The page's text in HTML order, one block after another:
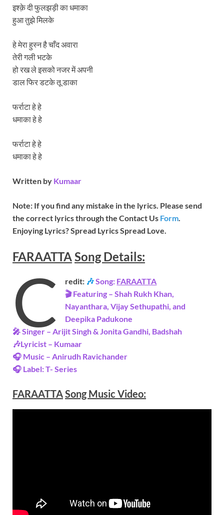
इश्क़े दी फुलझड़ी का धमाका
हुआ तुझे मिलके
हे मेरा हुस्न है चाँद अवारा
तेरी गली भटके
हो रख ले इसको नजर में अपनी
डाल फिर डटके तू डाका
फर्राटा हे हे
धमाका हे हे
फर्राटा हे हे
धमाका हे हे
Written by Kumaar
Note: If you find any mistake in the lyrics. Please send
the correct lyrics through the Contact Us Form
Enjoying Lyrics? Spread Lyrics Spread Love.
FARAATTA SongDetails:
C redit: 🎶Song: FARAATTA
🎬 Featuring – Shah Rukh Khan,
Nayanthara, Vijay Sethupathi, and
Deepika Padukone
🎤 Singer – Arijit Singh & Jonita Gandhi, Badshah
🎶Lyricist – Kumaar
🎧 Music – Anirudh Ravichander
🎧 Label: T- Series
FARAATTASong Music Video: